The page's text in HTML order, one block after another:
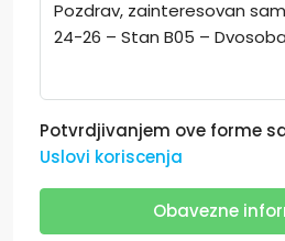
Potvrdjivanjem ove forme
Uslovi koriscenja
Obavezne